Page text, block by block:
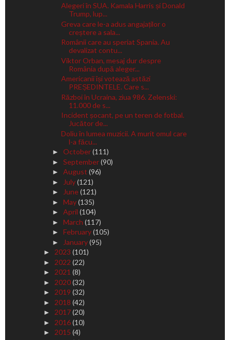
Alegeri în SUA. Kamala Harris și Donald
Trump, lup...
Greva care le-a adus angajaților o
creștere a sala...
Românii care au speriat Spania. Au
devalizat contu...
Viktor Orban, mesaj dur despre
România după aleger...
Americanii își votează astăzi
PREȘEDINTELE. Care s...
Război în Ucraina, ziua 986. Zelenski:
11.000 de s...
Incident șocant, pe un teren de fotbal.
Jucător de...
Doliu în lumea muzicii. A murit omul care
l-a făcu...
► October(111)
► September(90)
► August (96)
► July(121)
► June(121)
► May(135)
► April (104)
► March (117)
► February(105)
► January(95)
► 2023 (101)
► 2022 (22)
► 2021 (8)
► 2020(32)
► 2019 (32)
► 2018 (42)
► 2017(20)
► 2016(10)
► 2015 (4)